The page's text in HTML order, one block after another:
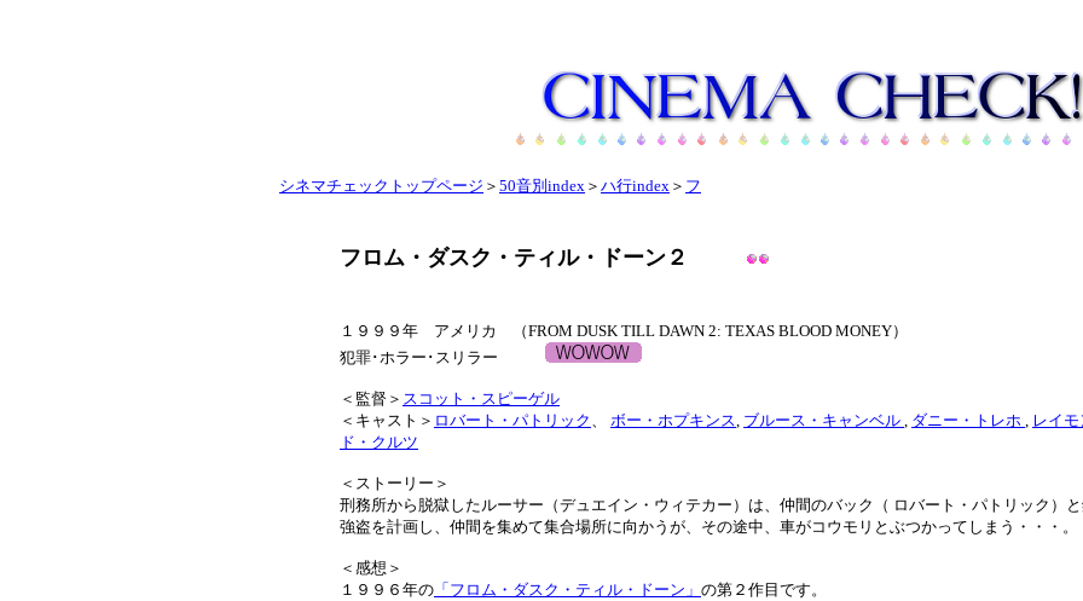
シネマチェックトップページ ＞ 50音別index ＞ ハ行index ＞ フ
フロム・ダスク・ティル・ドーン２
１９９９年 アメリカ （FROM DUSK TILL DAWN 2: TEXAS BLOOD MONEY）
犯罪･ホラー･スリラー
＜監督＞ スコット・スピーゲル
＜キャスト＞ ロバート・パトリック 、 ボー・ホプキンス, ブルース・キャンベル , ダニー・トレホ , レイモ
ド・クルツ
＜ストーリー＞
刑務所から脱獄したルーサー（デュエイン・ウィテカー）は、仲間のバック（ ロバート・パトリック）
強盗を計画し、仲間を集めて集合場所に向かうが、その途中、車がコウモリとぶつかってしまう・・・。
＜感想＞
１９９６年の 「フロム・ダスク・ティル・ドーン」 の第２作目です。